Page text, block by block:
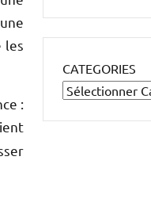
les
:
CATEGORIES